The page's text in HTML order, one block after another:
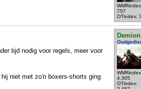
757
OTindex:
Demion
4.305
OTindex:
tijd nodig voor regels, meer voor
niet met zo'n boxers-shorts ging